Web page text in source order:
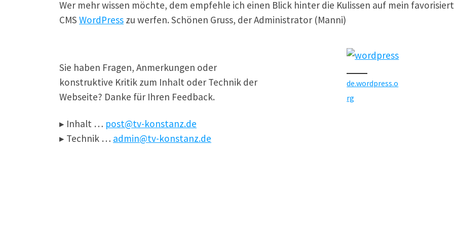
Wer mehr wissen möchte, dem empfehle ich einen Blick hinter die Kulissen auf mein
CMS WordPress zu werfen. Schönen Gruss, der Administrator (Manni)
Sie haben Fragen, Anmerkungen oder
konstruktive Kritik zum Inhalt oder Technik der
Webseite? Danke für Ihren Feedback.
▸ Inhalt … post@tv-konstanz.de
▸ Technik … admin@tv-konstanz.de
de.wordpress.o
rg